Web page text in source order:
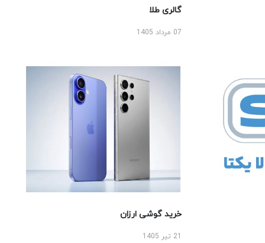
گالری طلا
07 مرداد 1405
خرید گوشی ارزان